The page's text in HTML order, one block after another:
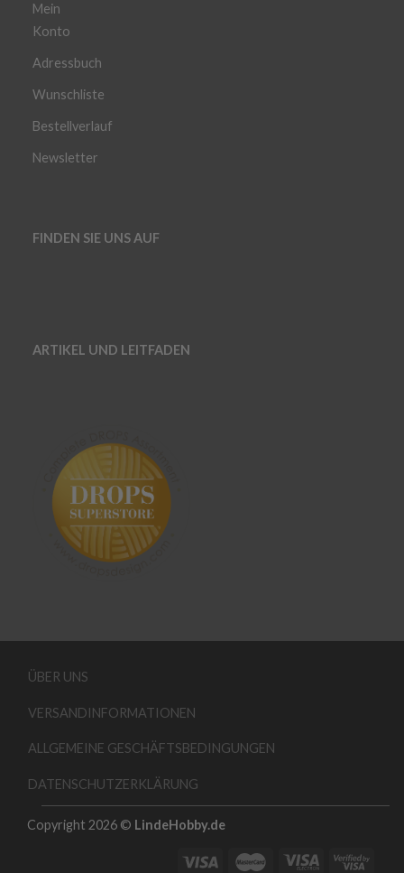
Mein
Konto
Adressbuch
Wunschliste
Bestellverlauf
Newsletter
FINDEN SIE UNS AUF
ARTIKEL UND LEITFADEN
ÜBER UNS
VERSANDINFORMATIONEN
ALLGEMEINE GESCHÄFTSBEDINGUNGEN
DATENSCHUTZERKLÄRUNG
Copyright 2026 © LindeHobby.de